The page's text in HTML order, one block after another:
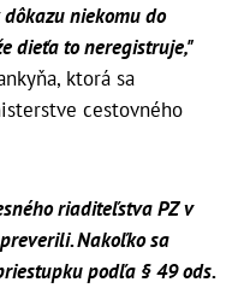
niekomu do
dieťa to neregistruje,"
ktorá sa
cestovného
riaditeľstva PZ v
Nakoľko sa
podľa § 49 ods.